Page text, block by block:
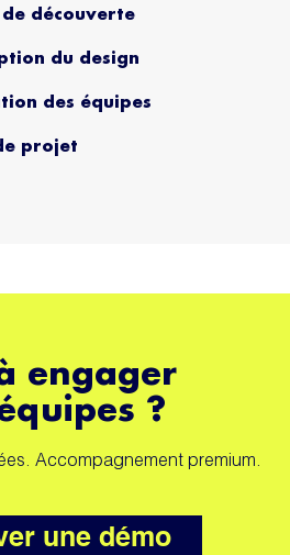
découverte
du design
des équipes
projet
engager
?
Accompagnement premium.
une démo